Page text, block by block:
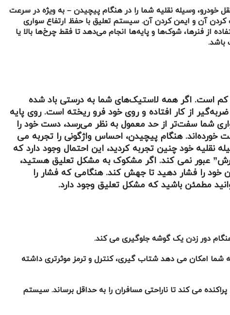
وسیله نقلیه شما را در هنگام پیچیدن – به ویژه در سرعت
آن و ایمن کردن آن. سیستم تعلیق با حفظ ارتفاع سواری
از فنرها، شوک‌ها و پایه‌ها انجام می‌دهد تا فقط چرخ‌ها بالا یا
باشد.
کم است. اگر همه لاستیک‌های شما به درستی باد شده
از کار افتاده و روی خود فرو ریخته است. روی پایه
شما سفت‌تر از حد معمول به نظر می‌رسد، دست خود را
خورده‌اند. هنگام پیچیدن، احساس واژگونی را تجربه می
خود چنین تجربه کردید، این احتمال وجود دارد که
عبور نمی کند. اگر مشکوک به مشکل تعلیق هستید،
را فشار دهید تا جهش کند. هنگامی که فشار را
شما امکان می دهد شتاب گیری، کنترل و ترمز موثرتری داشته
می کند تا ناراحتی مسافران را به حداقل برساند. سیستم